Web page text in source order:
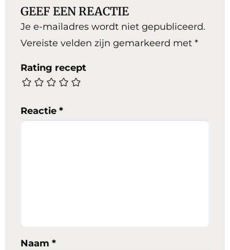
GEEF EEN REACTIE
Je e-mailadres wordt niet gepubliceerd.
Vereiste velden zijn gemarkeerd met *
Rating recept
Reactie *
Naam *